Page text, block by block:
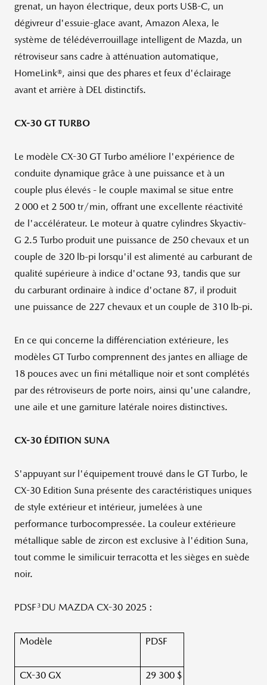
grenat, un hayon électrique, deux ports USB-C, un
dégivreur d'essuie-glace avant, Amazon Alexa, le
système de télédéverrouillage intelligent de Mazda, un
rétroviseur sans cadre à atténuation automatique,
HomeLink®, ainsi que des phares et feux d'éclairage
avant et arrière à DEL distinctifs.
CX-30 GT TURBO
Le modèle CX-30 GT Turbo améliore l'expérience de
conduite dynamique grâce à une puissance et à un
couple plus élevés - le couple maximal se situe entre
2 000 et 2 500 tr/min, offrant une excellente réactivité
de l'accélérateur. Le moteur à quatre cylindres Skyactiv-
G 2.5 Turbo produit une puissance de 250 chevaux et un
couple de 320 lb-pi lorsqu'il est alimenté au carburant de
qualité supérieure à indice d'octane 93, tandis que sur
du carburant ordinaire à indice d'octane 87, il produit
une puissance de 227 chevaux et un couple de 310 lb-pi.
En ce qui concerne la différenciation extérieure, les
modèles GT Turbo comprennent des jantes en alliage de
18 pouces avec un fini métallique noir et sont complétés
par des rétroviseurs de porte noirs, ainsi qu'une calandre,
une aile et une garniture latérale noires distinctives.
CX-30 ÉDITION SUNA
S'appuyant sur l'équipement trouvé dans le GT Turbo, le
CX-30 Edition Suna présente des caractéristiques uniques
de style extérieur et intérieur, jumelées à une
performance turbocompressée. La couleur extérieure
métallique sable de zircon est exclusive à l'édition Suna,
tout comme le similicuir terracotta et les sièges en suède
noir.
PDSF 3DU MAZDA CX-30 2025 :
Modèle PDSF
CX-30 GX 29 300 $